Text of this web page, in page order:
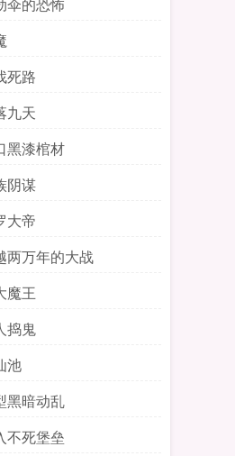
死路
九天
黑漆棺材
阴谋
大帝
两万年的大战
魔王
捣鬼
池
黑暗动乱
不死堡垒